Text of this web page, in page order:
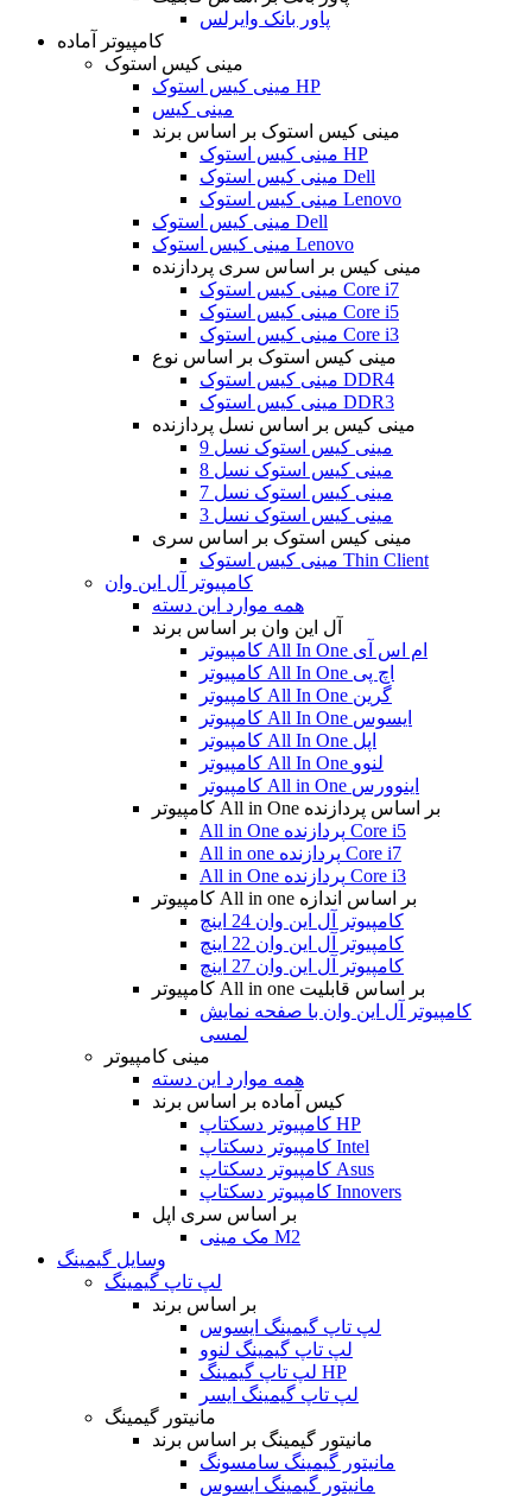
پاور بانک وایرلس
کامپیوتر آماده
مینی کیس استوک
مینی کیس استوک HP
مینی کیس
مینی کیس استوک بر اساس برند
مینی کیس استوک HP
مینی کیس استوک Dell
مینی کیس استوک Lenovo
مینی کیس استوک Dell
مینی کیس استوک Lenovo
مینی کیس بر اساس سری پردازنده
مینی کیس استوک Core i7
مینی کیس استوک Core i5
مینی کیس استوک Core i3
مینی کیس استوک بر اساس نوع
مینی کیس استوک DDR4
مینی کیس استوک DDR3
مینی کیس بر اساس نسل پردازنده
مینی کیس استوک نسل 9
مینی کیس استوک نسل 8
مینی کیس استوک نسل 7
مینی کیس استوک نسل 3
مینی کیس استوک بر اساس سری
مینی کیس استوک Thin Client
کامپیوتر آل این وان
همه موارد این دسته
آل این وان بر اساس برند
کامپیوتر All In One ام اس آی
کامپیوتر All In One اچ پی
کامپیوتر All In One گرین
کامپیوتر All In One ایسوس
کامپیوتر All In One اپل
کامپیوتر All In One لنوو
کامپیوتر All in One اینوورس
کامپیوتر All in One بر اساس پردازنده
All in One پردازنده Core i5
All in one پردازنده Core i7
All in One پردازنده Core i3
کامپیوتر All in one بر اساس اندازه
کامپیوتر آل این وان 24 اینچ
کامپیوتر آل این وان 22 اینچ
کامپیوتر آل این وان 27 اینچ
کامپیوتر All in one بر اساس قابلیت
کامپیوتر آل این وان با صفحه نمایش
لمسی
مینی کامپیوتر
همه موارد این دسته
کیس آماده بر اساس برند
کامپیوتر دسکتاپ HP
کامپیوتر دسکتاپ Intel
کامپیوتر دسکتاپ Asus
کامپیوتر دسکتاپ Innovers
بر اساس سری اپل
مک مینی M2
وسایل گیمینگ
لپ تاپ گیمینگ
بر اساس برند
لپ تاپ گیمینگ ایسوس
لپ تاپ گیمینگ لنوو
لپ تاپ گیمینگ HP
لپ تاپ گیمینگ ایسر
مانیتور گیمینگ
مانیتور گیمینگ بر اساس برند
مانیتور گیمینگ سامسونگ
مانیتور گیمینگ ایسوس